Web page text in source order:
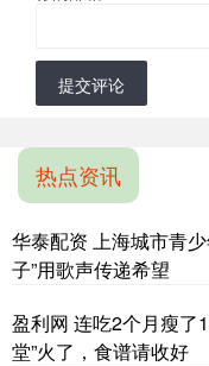
提交评论
热点资讯
华泰配资 上海城市青
子”用歌声传递希望
盈利网 连吃2个月瘦了
堂”火了，食谱请收好